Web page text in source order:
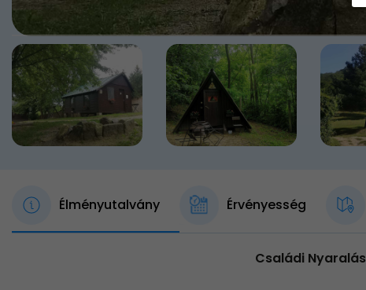
Élményutalvány Érvényesség
Családi Nyaralás